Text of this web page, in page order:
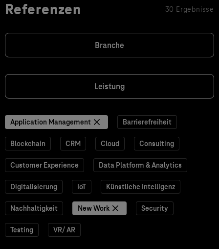
Referenzen 30 Ergebnisse
Branche
Leistung
Application Management Barrierefreiheit
Blockchain CRM Cloud Consulting
Customer Experience Data Platform & Analytics
Digitalisierung IoT Künstliche Intelligenz
Nachhaltigkeit New Work Security
Testing VR/ AR